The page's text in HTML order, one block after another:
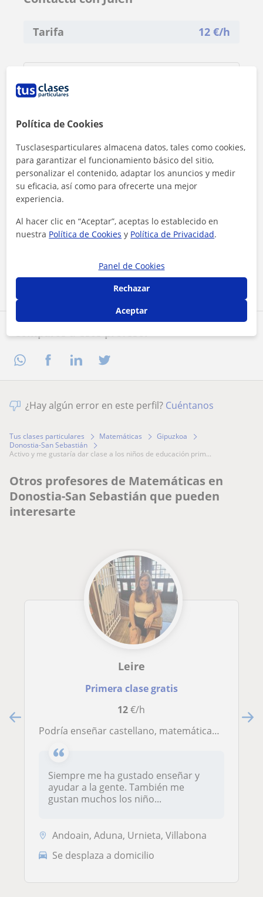
Tarifa 12 €/h
Al hacer clic, aceptas nuestroaviso legaly deprivacidad
Contactar ahora
¿Hay algún error en este perfil? Cuéntanos
Tus clases particulares Matemáticas
Gipuzkoa
Donostia-San Sebastián
activo y me gustaría dar clase a los niños de educación prim...
Otros profesores de Matemáticas en
Donostia-San Sebastián que pueden
interesarte
Leire
Primera clase gratis
12€/h
Podría enseñar castellano, matemáticas y euskera. Tengo carnet de coche pero no coche propio, no tendía problemas para desplazarme en bus o tren
Siempre me ha gustado enseñar y
ayudar a la gente. También me
gustan muchos los niño...
Andoain, Aduna, Urnieta, Villabona
Se desplaza a domicilio
Política de Cookies
Tusclasesparticulares almacena datos, tales como cookies,
para garantizar el funcionamiento básico del sitio,
personalizar el contenido, adaptar los anuncios y medir
su eficacia, así como para ofrecerte una mejor
experiencia.
Al hacer clic en “Aceptar”, aceptas lo establecido en
nuestra Política de Cookies y Política de Privacidad.
Panel de Cookies
Rechazar
Aceptar